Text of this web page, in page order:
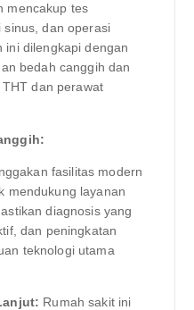
mencakup tes
sinus, dan operasi
ini dilengkapi dengan
bedah canggih dan
dan perawat
fasilitas modern
mendukung layanan
diagnosis yang
dan peningkatan
teknologi utama
Rumah sakit ini